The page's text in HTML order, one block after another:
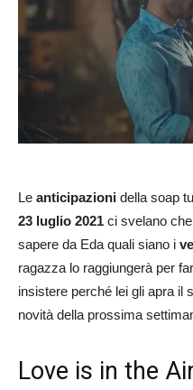
Le anticipazioni della soap
23 luglio 2021 ci svelano
sapere da Eda quali siano i
ragazza lo raggiungerà per
insistere perché lei gli apra il
novità della prossima
Love is in the